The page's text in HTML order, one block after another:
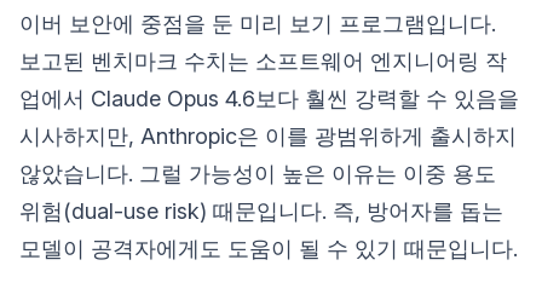
이버 보안에 중점을 둔 미리 보기 프로그램입니다.
보고된 벤치마크 수치는 소프트웨어 엔지니어링 작
업에서 Claude Opus 4.6보다 훨씬 강력할 수 있음을
시사하지만, Anthropic은 이를 광범위하게 출시하지
않았습니다. 그럴 가능성이 높은 이유는 이중 용도
위험(dual-use risk) 때문입니다. 즉, 방어자를 돕는
모델이 공격자에게도 도움이 될 수 있기 때문입니다.